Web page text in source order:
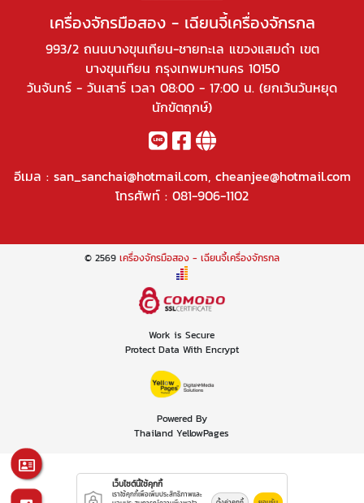
เครื่องจักรมือสอง - เฉียนจี้เครื่องจักรกล
993/2 ถนนบางขุนเทียน-ชายทะเล แขวงแสมดำ เขต
บางขุนเทียน กรุงเทพมหานคร 10150
วันจันทร์ - วันเสาร์ เวลา 08:00 - 17:00 น. (ยกเว้นวันหยุด
นักขัตฤกษ์)
อีเมล : san_sanchai@hotmail.com, cheanjee@hotmail.com
โทรศัพท์ : 081-906-1102
© 2569 เครื่องจักรมือสอง - เฉียนจี้เครื่องจักรกล
Work is Secure
Protect Data With Encrypt
Powered By
Thailand YellowPages
เว็บไซต์นี้ใช้คุกกี้
เราใช้คุกกี้เพื่อเพิ่มประสิทธิภาพและ